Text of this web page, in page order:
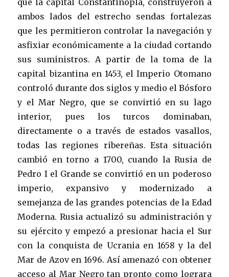
que la capital Constantinopla, construyeron a
ambos lados del estrecho sendas fortalezas
que les permitieron controlar la navegación y
asfixiar económicamente a la ciudad cortando
sus suministros. A partir de la toma de la
capital bizantina en 1453, el Imperio Otomano
controló durante dos siglos y medio el Bósforo
y el Mar Negro, que se convirtió en su lago
interior, pues los turcos dominaban,
directamente o a través de estados vasallos,
todas las regiones ribereñas. Esta situación
cambió en torno a 1700, cuando la Rusia de
Pedro I el Grande se convirtió en un poderoso
imperio, expansivo y modernizado a
semejanza de las grandes potencias de la Edad
Moderna. Rusia actualizó su administración y
su ejército y empezó a presionar hacia el Sur
con la conquista de Ucrania en 1658 y la del
Mar de Azov en 1696. Así amenazó con obtener
acceso al Mar Negro tan pronto como lograra